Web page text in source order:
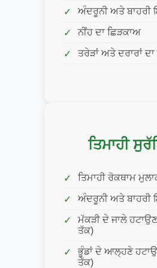
ਅੰਦਰੂਨੀ ਅਤੇ ਬਾਹਰੀ
ਨੀਂਹ ਦਾ ਛਿੜਕਾਅ
ਤਰੇੜਾਂ ਅਤੇ ਦਰਾਰਾਂ
ਤਿਮਾਹੀ
ਤਿਮਾਹੀ ਰੋਕਥਾਮ
ਅੰਦਰੂਨੀ ਅਤੇ ਬਾਹਰੀ
ਮੱਕੜੀ ਦੇ ਜਾਲੇ
ਤੱਕ)
ਭੂੰਡਾਂ ਦੇ ਆਲ੍ਹਣੇ
ਤੱਕ)